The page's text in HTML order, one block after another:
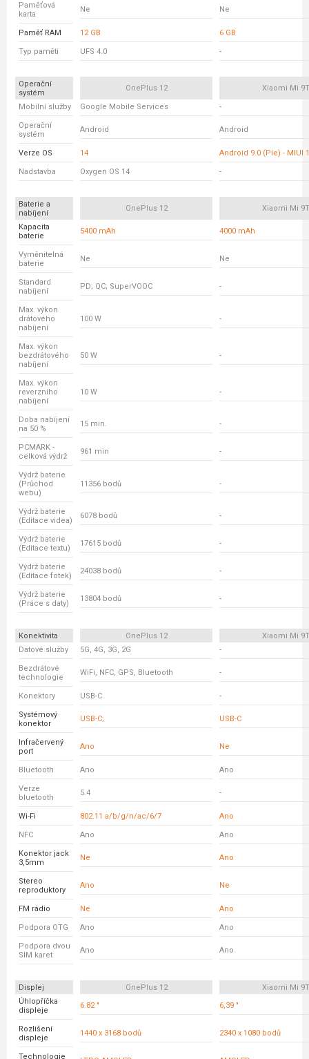
Paměťová
karta
Ne Ne
Paměť RAM 12 GB 6 GB
Typ paměti UFS 4.0 -
Operační
systém
OnePlus 12 Xiaomi Mi 9T
Mobilní služby Google Mobile Services -
Operační
systém
Android Android
Verze OS 14 Android 9.0 (Pie) - MIUI
Nadstavba Oxygen OS 14 -
Baterie a
nabíjení
OnePlus 12 Xiaomi Mi 9T
Kapacita
baterie
5400 mAh 4000 mAh
Vyměnitelná
baterie
Ne Ne
Standard
nabíjení
PD; QC; SuperVOOC -
Max. výkon
drátového
nabíjení
100 W -
Max. výkon
bezdrátového
nabíjení
50 W -
Max. výkon
reverzního
nabíjení
10 W -
Doba nabíjení
na 50 %
15 min. -
PCMARK -
celková výdrž
961 min -
Výdrž baterie
(Průchod
webu)
11356 bodů -
Výdrž baterie
(Editace videa)
6078 bodů -
Výdrž baterie
(Editace textu)
17615 bodů -
Výdrž baterie
(Editace fotek)
24038 bodů -
Výdrž baterie
(Práce s daty)
13804 bodů -
Konektivita OnePlus 12
Xiaomi Mi 9T
Datové služby
5G, 4G, 3G, 2G -
Bezdrátové
technologie
WiFi, NFC, GPS, Bluetooth -
Konektory USB-C -
Systémový
konektor
USB-C; USB-C
Infračervený
port
Ano Ne
Bluetooth Ano Ano
Verze
bluetooth
5.4 -
Wi-Fi 802.11 a/b/g/n/ac/6/7 Ano
NFC Ano Ano
Konektor jack
3,5mm
Ne Ano
Stereo
reproduktory
Ano Ne
FM rádio Ne Ano
Podpora OTG Ano Ano
Podpora dvou
SIM karet
Ano Ano
Displej OnePlus 12
Xiaomi Mi 9T
Úhlopříčka
displeje
6.82 " 6,39 "
Rozlišení
displeje
1440 x 3168 bodů 2340 x 1080 bodů
Technologie